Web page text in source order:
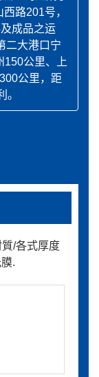
路201号，
成品之运
二大港口宁
150公里、上
公里，距
。
/各式厚度
.